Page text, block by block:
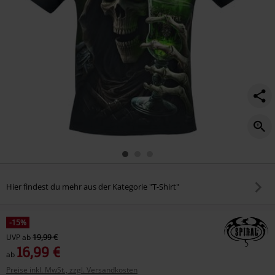
Hier findest du mehr aus der Kategorie "T-Shirt"
-15%
UVPab19,99 €
ab 16,99 €
Preise inkl. MwSt., zzgl. Versandkosten